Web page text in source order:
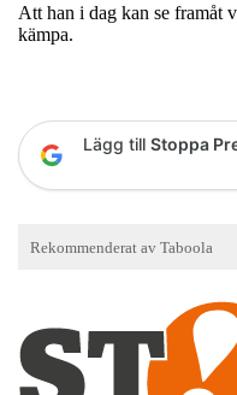
Att han i dag kan se framåt
kämpa.
Lägg till Stoppa